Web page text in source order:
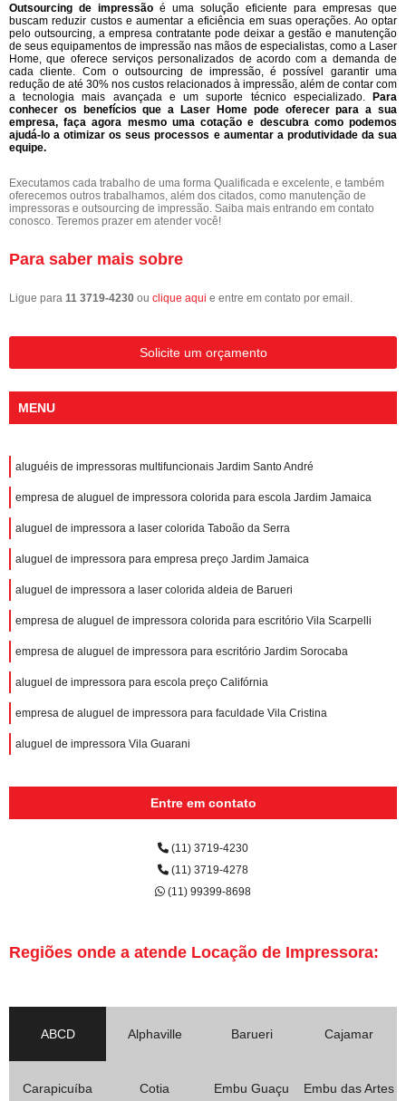
Outsourcing de impressão é uma solução eficiente para empresas que
buscam reduzir custos e aumentar a eficiência em suas operações. Ao optar
pelo outsourcing, a empresa contratante pode deixar a gestão e manutenção
de seus equipamentos de impressão nas mãos de especialistas, como a Laser
Home, que oferece serviços personalizados de acordo com a demanda de
cada cliente. Com o outsourcing de impressão, é possível garantir uma
redução de até 30% nos custos relacionados à impressão, além de contar com
a tecnologia mais avançada e um suporte técnico especializado. Para
conhecer os benefícios que a Laser Home pode oferecer para a sua
empresa, faça agora mesmo uma cotação e descubra como podemos
ajudá-lo a otimizar os seus processos e aumentar a produtividade da sua
equipe.
Executamos cada trabalho de uma forma Qualificada e excelente, e também
oferecemos outros trabalhamos, além dos citados, como manutenção de
impressoras e outsourcing de impressão. Saiba mais entrando em contato
conosco. Teremos prazer em atender você!
Para saber mais sobre
Ligue para 11 3719-4230 ou clique aqui e entre em contato por email.
Solicite um orçamento
MENU
aluguéis de impressoras multifuncionais Jardim Santo André
empresa de aluguel de impressora colorida para escola Jardim Jamaica
aluguel de impressora a laser colorida Taboão da Serra
aluguel de impressora para empresa preço Jardim Jamaica
aluguel de impressora a laser colorida aldeia de Barueri
empresa de aluguel de impressora colorida para escritório Vila Scarpelli
empresa de aluguel de impressora para escritório Jardim Sorocaba
aluguel de impressora para escola preço Califórnia
empresa de aluguel de impressora para faculdade Vila Cristina
aluguel de impressora Vila Guarani
Entre em contato
(11) 3719-4230
(11) 3719-4278
(11) 99399-8698
Regiões onde a atende Locação de Impressora:
ABCD Alphaville Barueri Cajamar
Carapicuíba Cotia Embu Guaçu Embu das Artes